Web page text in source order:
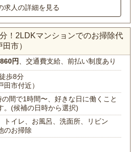
求人の詳細を見る
！2LDKマンションでのお掃除代
市）
円、交通費支給、前払い制度あり
歩8分
田市付近）
間で1時間〜、好きな日に働くこと
。(候補の日時から選択)
トイレ、お風呂、洗面所、リビン
のお掃除